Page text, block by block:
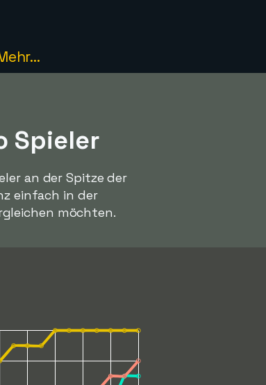
Spieler
an der Spitze der
einfach in der
möchten.